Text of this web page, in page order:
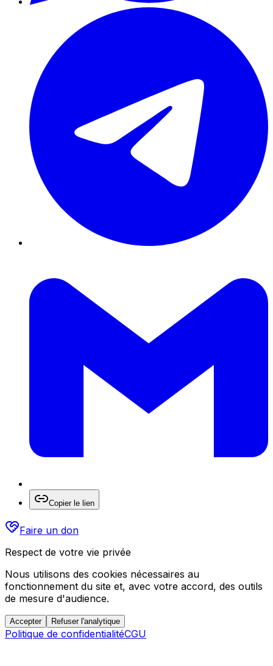
Copier le lien
Faire un don
Respect de votre vie privée
Nous utilisons des cookies nécessaires au
fonctionnement du site et, avec votre accord, des outils
de mesure d'audience.
Accepter Refuser l'analytique
Politique de confidentialitéCGU